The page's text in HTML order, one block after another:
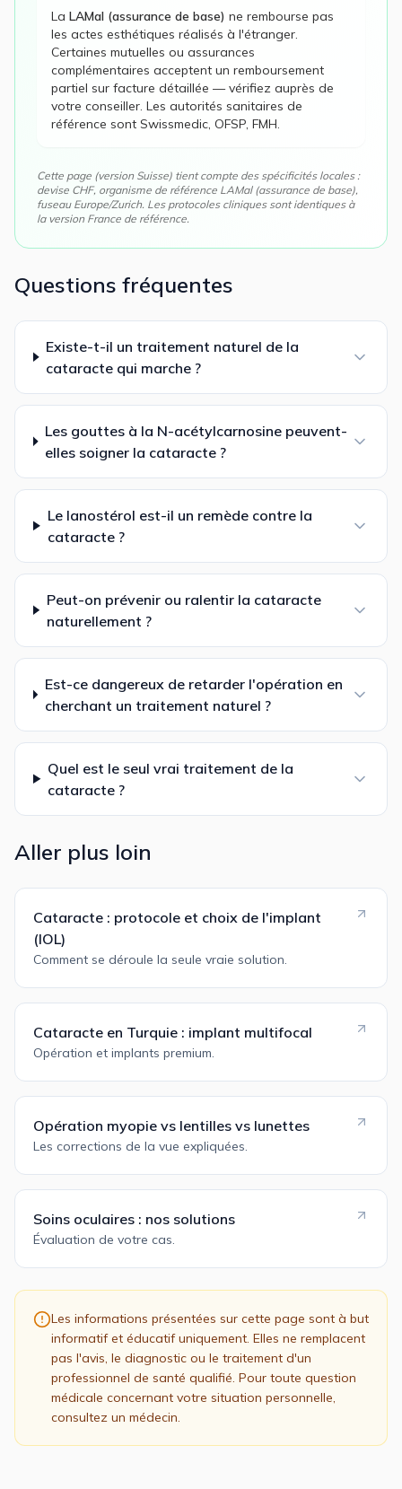
La LAMal (assurance de base) ne rembourse pas
les actes esthétiques réalisés à l'étranger.
Certaines mutuelles ou assurances
complémentaires acceptent un remboursement
partiel sur facture détaillée — vérifiez auprès de
votre conseiller. Les autorités sanitaires de
référence sont Swissmedic, OFSP, FMH.
Cette page (version Suisse) tient compte des spécificités locales :
devise CHF, organisme de référence LAMal (assurance de base),
fuseau Europe/Zurich. Les protocoles cliniques sont identiques à
la version France de référence.
Questions fréquentes
Existe-t-il un traitement naturel de la
cataracte qui marche ?
Les gouttes à la N-acétylcarnosine peuvent-
elles soigner la cataracte ?
Le lanostérol est-il un remède contre la
cataracte ?
Peut-on prévenir ou ralentir la cataracte
naturellement ?
Est-ce dangereux de retarder l'opération en
cherchant un traitement naturel ?
Quel est le seul vrai traitement de la
cataracte ?
Aller plus loin
Cataracte : protocole et choix de l'implant
(IOL)
Comment se déroule la seule vraie solution.
Cataracte en Turquie : implant multifocal
Opération et implants premium.
Opération myopie vs lentilles vs lunettes
Les corrections de la vue expliquées.
Soins oculaires : nos solutions
Évaluation de votre cas.
Les informations présentées sur cette page sont à but
informatif et éducatif uniquement. Elles ne remplacent
pas l'avis, le diagnostic ou le traitement d'un
professionnel de santé qualifié. Pour toute question
médicale concernant votre situation personnelle,
consultez un médecin.